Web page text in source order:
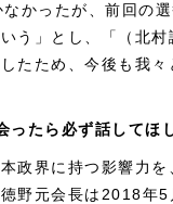
かったが、前回の
う」とし、「（北
たため、今後も我
ったら必ず話してほ
政界に持つ影響力
野元会長は2018年